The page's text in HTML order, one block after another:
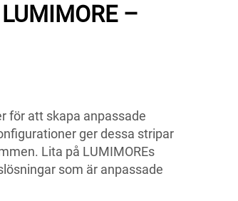
–
för att skapa anpassade
ger dessa stripar
Lita på LUMIMOREs
som är anpassade